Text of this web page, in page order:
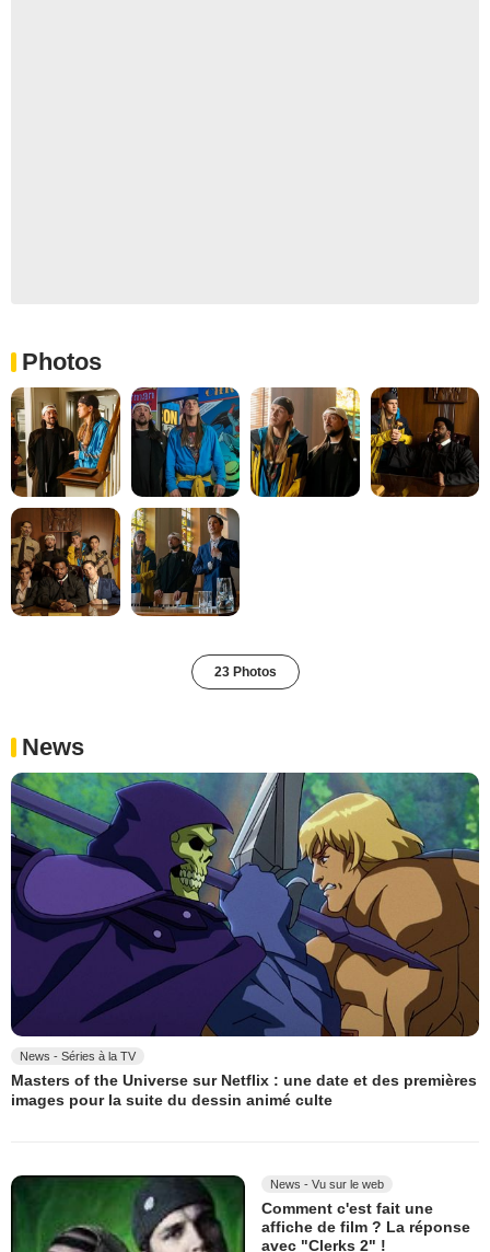
Photos
23 Photos
News
News - Séries à la TV
Masters of the Universe sur Netflix : une date et des premières
images pour la suite du dessin animé culte
News - Vu sur le web
Comment c'est fait une
affiche de film ? La réponse
avec "Clerks 2" !